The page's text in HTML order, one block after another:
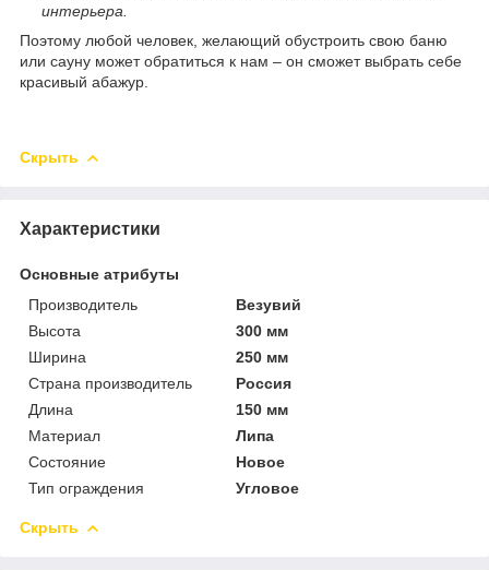
интерьера.
Поэтому любой человек, желающий обустроить свою баню
или сауну может обратиться к нам – он сможет выбрать себе
красивый абажур.
Скрыть
Характеристики
Основные атрибуты
Производитель
Везувий
Высота
300 мм
Ширина
250 мм
Страна производитель
Россия
Длина
150 мм
Материал
Липа
Состояние
Новое
Тип ограждения
Угловое
Скрыть